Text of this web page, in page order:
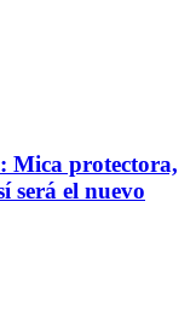
Mica protectora,
será el nuevo